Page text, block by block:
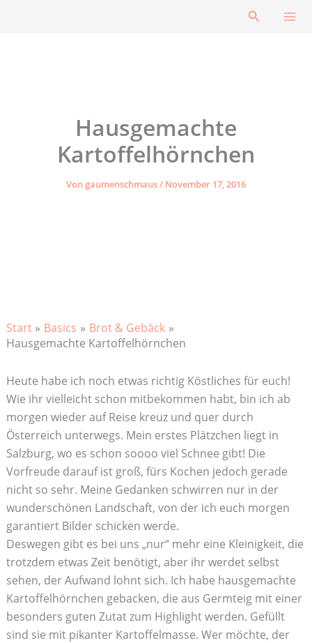
Suchen
Hausgemachte
Kartoffelhörnchen
Vongaumenschmaus/ November 17, 2016
Start Basics
Brot & Gebäck
Hausgemachte Kartoffelhörnchen
Heute habe ich noch etwas richtig Köstliches für euch!
Wie ihr vielleicht schon mitbekommen habt, bin ich ab
morgen wieder auf Reise kreuz und quer durch
Österreich unterwegs. Mein erstes Plätzchen liegt in
Salzburg, wo es schon soooo viel Schnee gibt! Die
Vorfreude darauf ist groß, fürs Kochen jedoch gerade
nicht so sehr. Meine Gedanken schwirren nur in der
wunderschönen Landschaft, von der ich euch morgen
garantiert Bilder schicken werde.
Deswegen gibt es bei uns „nur“ mehr eine Kleinigkeit, die
trotzdem etwas Zeit benötigt, aber ihr werdet selbst
sehen, der Aufwand lohnt sich. Ich habe hausgemachte
Kartoffelhörnchen gebacken, die aus Germteig mit einer
besonders guten Zutat zum Highlight werden. Gefüllt
sind sie mit pikanter Kartoffelmasse. Wer möchte, der